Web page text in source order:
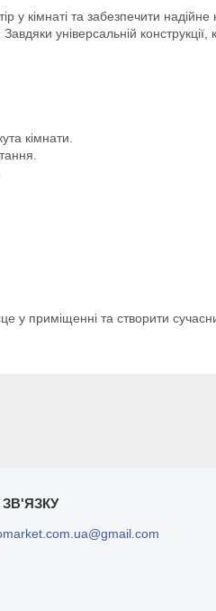
у кімнаті та забезпечити
. Завдяки універсальній
кімнати.
у приміщенні та створити